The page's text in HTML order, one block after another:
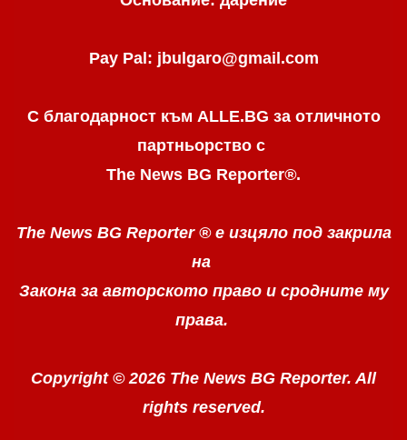
Pay Pal: jbulgaro@gmail.com
С благодарност към ALLE.BG за отличното
партньорство с
The News BG Reporter®.
The News BG Reporter ® е изцяло под закрила
на
Закона за авторското право и сродните му
права.
Copyright © 2026 The News BG Reporter. All
rights reserved.